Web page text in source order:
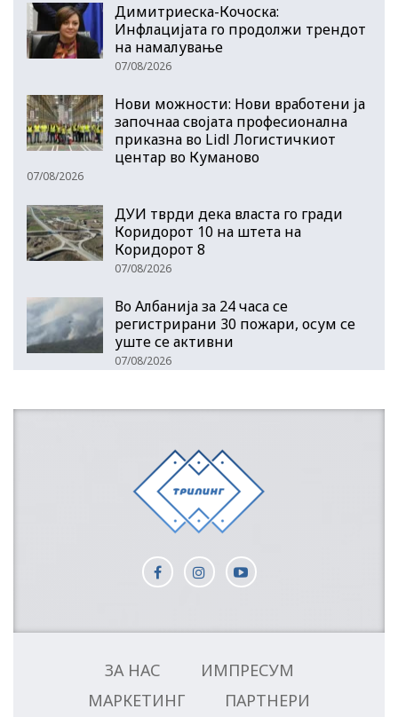
Димитриеска-Кочоска:
Инфлацијата го продолжи трендот
на намалување
07/08/2026
Нови можности: Нови вработени ја
започнаа својата професионална
приказна во Lidl Логистичкиот
центар во Куманово
07/08/2026
ДУИ тврди дека власта го гради
Коридорот 10 на штета на
Коридорот 8
07/08/2026
Во Албанија за 24 часа се
регистрирани 30 пожари, осум се
уште се активни
07/08/2026
ЗА НАС
ИМПРЕСУМ
МАРКЕТИНГ
ПАРТНЕРИ